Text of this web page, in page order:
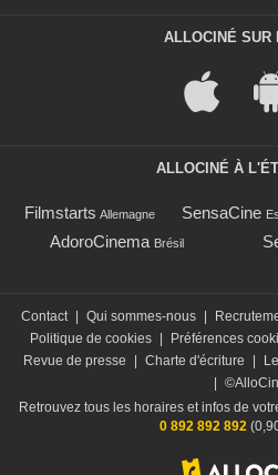
ALLOCINÉ SUR
ALLOCINÉ À
Filmstarts Allemagne SensaCine
AdoroCinema Brésil
Contact Qui sommes-nous
Politique de cookies
Préférences
Revue de presse
Charte d'écriture
Retrouvez tous les horaires et infos de
0 892 892 892